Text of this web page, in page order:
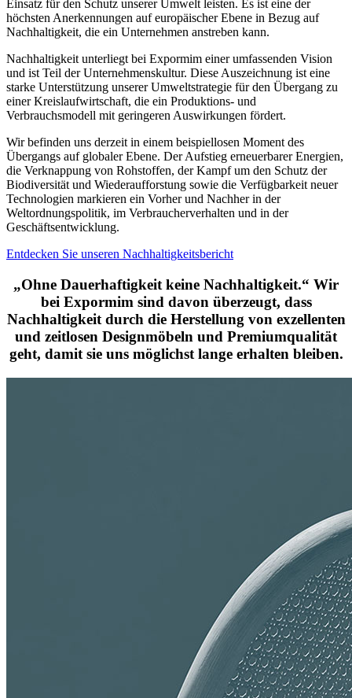
Einsatz für den Schutz unserer Umwelt leisten. Es ist eine der
höchsten Anerkennungen auf europäischer Ebene in Bezug auf
Nachhaltigkeit, die ein Unternehmen anstreben kann.
Nachhaltigkeit unterliegt bei Expormim einer umfassenden Vision
und ist Teil der Unternehmenskultur. Diese Auszeichnung ist eine
starke Unterstützung unserer Umweltstrategie für den Übergang zu
einer Kreislaufwirtschaft, die ein Produktions- und
Verbrauchsmodell mit geringeren Auswirkungen fördert.
Wir befinden uns derzeit in einem beispiellosen Moment des
Übergangs auf globaler Ebene. Der Aufstieg erneuerbarer Energien,
die Verknappung von Rohstoffen, der Kampf um den Schutz der
Biodiversität und Wiederaufforstung sowie die Verfügbarkeit neuer
Technologien markieren ein Vorher und Nachher in der
Weltordnungspolitik, im Verbraucherverhalten und in der
Geschäftsentwicklung.
Entdecken Sie unseren Nachhaltigkeitsbericht
„Ohne Dauerhaftigkeit keine Nachhaltigkeit.“ Wir
bei Expormim sind davon überzeugt, dass
Nachhaltigkeit durch die Herstellung von exzellenten
und zeitlosen Designmöbeln und Premiumqualität
geht, damit sie uns möglichst lange erhalten bleiben.